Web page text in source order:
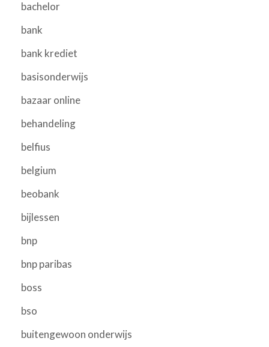
bachelor
bank
bank krediet
basisonderwijs
bazaar online
behandeling
belfius
belgium
beobank
bijlessen
bnp
bnp paribas
boss
bso
buitengewoon onderwijs